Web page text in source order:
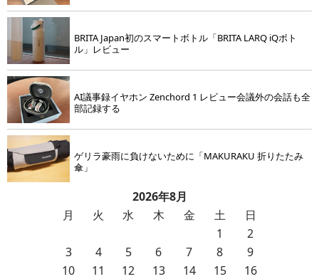
BRITA Japan初のスマートボトル「BRITA LARQ iQボト
ル」レビュー
AI議事録イヤホン Zenchord 1 レビュー会議外の会話も全
部記録する
ゲリラ豪雨に負けないために「MAKURAKU 折りたたみ
傘」
2026年8月
月
火 水 木 金 土 日
1
2
3
4 5 6 7 8
9
10
11 12 13 14 15
16